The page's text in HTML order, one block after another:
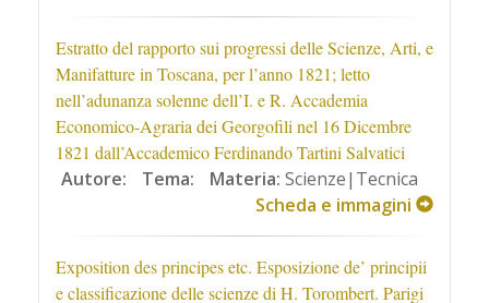
Estratto del rapporto sui progressi delle Scienze, Arti, e
Manifatture in Toscana, per l’anno 1821; letto
nell’adunanza solenne dell’I. e R. Accademia
Economico-Agraria dei Georgofili nel 16 Dicembre
1821 dall’Accademico Ferdinando Tartini Salvatici
Autore: Tema: Materia: Scienze|Tecnica
Scheda e immagini
Exposition des principes etc. Esposizione de’ principii
e classificazione delle scienze di H. Torombert. Parigi